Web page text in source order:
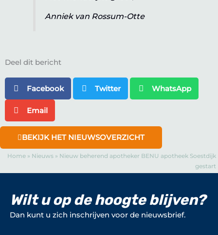
Anniek van Rossum-Otte
Deel dit bericht
Facebook Twitter WhatsApp
Email
BEKIJK HET NIEUWSOVERZICHT
Home » Nieuws » Nieuw beherend apotheker BENU apotheek Soestdijk
gestart
Wilt u op de hoogte blijven?
Dan kunt u zich inschrijven voor de nieuwsbrief.